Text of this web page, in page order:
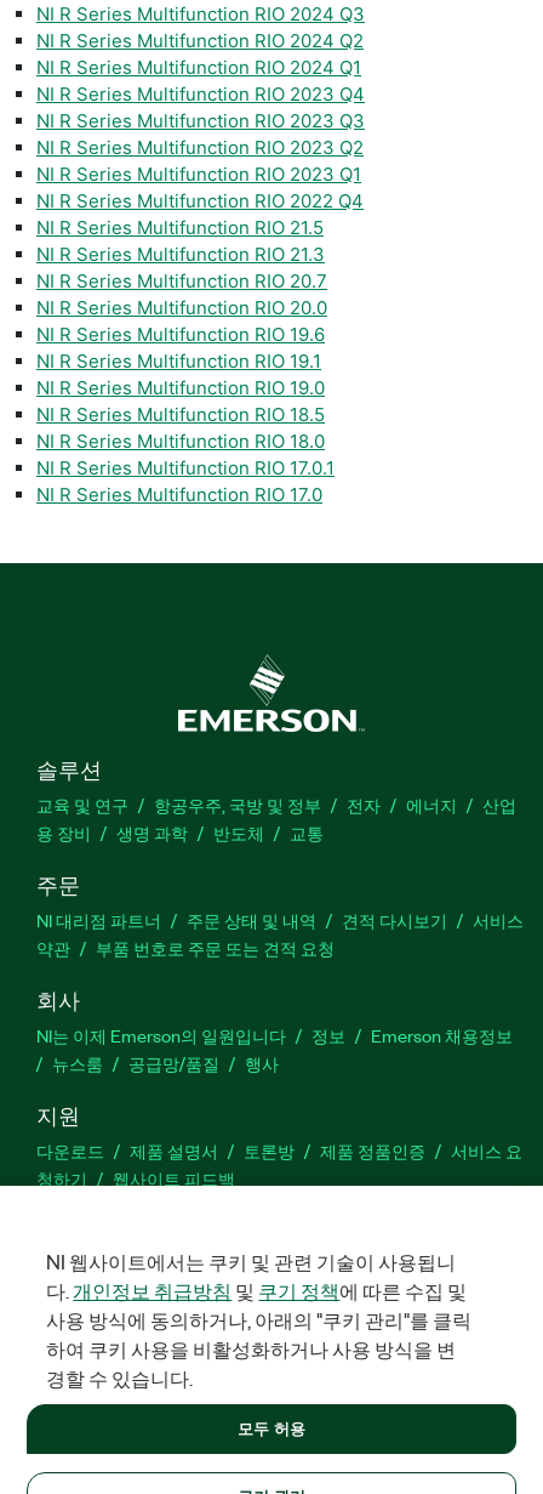
NI R Series Multifunction RIO 2024 Q3
NI R Series Multifunction RIO 2024 Q2
NI R Series Multifunction RIO 2024 Q1
NI R Series Multifunction RIO 2023 Q4
NI R Series Multifunction RIO 2023 Q3
NI R Series Multifunction RIO 2023 Q2
NI R Series Multifunction RIO 2023 Q1
NI R Series Multifunction RIO 2022 Q4
NI R Series Multifunction RIO 21.5
NI R Series Multifunction RIO 21.3
NI R Series Multifunction RIO 20.7
NI R Series Multifunction RIO 20.0
NI R Series Multifunction RIO 19.6
NI R Series Multifunction RIO 19.1
NI R Series Multifunction RIO 19.0
NI R Series Multifunction RIO 18.5
NI R Series Multifunction RIO 18.0
NI R Series Multifunction RIO 17.0.1
NI R Series Multifunction RIO 17.0
솔루션
교육 및 연구 항공우주, 국방 및 정부 전자 에너지
산업
용 장비
생명 과학 반도체 교통
주문
NI 대리점 파트너 주문 상태 및 내역 견적 다시보기
서비스
약관
부품 번호로 주문 또는 견적 요청
회사
NI는 이제 Emerson의 일원입니다 정보
Emerson 채용정보
뉴스룸
공급망/품질 행사
지원
다운로드 제품 설명서 토론방 제품 정품인증
서비스 요
청하기
웹사이트 피드백
Facebook
TwitterLinkedIn
©2026 NATIONAL INSTRUMENTS CORP. 판권 소유. 한국내쇼날인스트
루먼트㈜ | 주소: 서울특별시 영등포구 여의대로 108, 36층 (여의도
동, 파크원 타워1) | 대표자: 수리후앗, 페드로와이안드라데 | 사업
자 등록번호: 214-81-91583 | 대표전화: 02-3451-3400
NI 웹사이트에서는 쿠키 및 관련 기술이 사용됩니
다.개인정보 취급방침 및 쿠기 정책에 따른 수집 및
사용 방식에 동의하거나, 아래의 "쿠키 관리"를 클릭
하여 쿠키 사용을 비활성화하거나 사용 방식을 변
경할 수 있습니다.
모두 허용